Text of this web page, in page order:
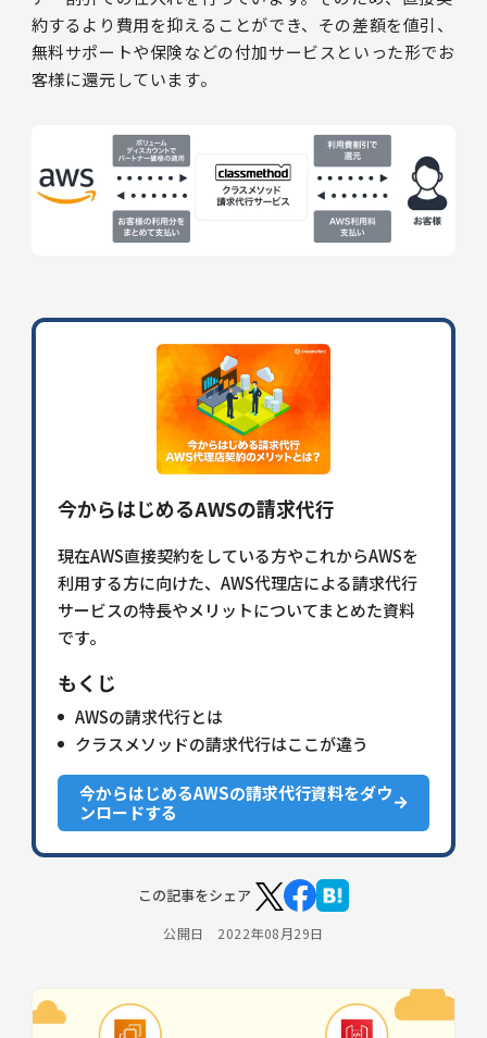
約するより費用を抑えることができ、その差額を値引、
無料サポートや保険などの付加サービスといった形でお
客様に還元しています。
今からはじめるAWSの請求代行
現在AWS直接契約をしている方やこれからAWSを
利用する方に向けた、AWS代理店による請求代行
サービスの特長やメリットについてまとめた資料
です。
もくじ
AWSの請求代行とは
クラスメソッドの請求代行はここが違う
今からはじめるAWSの請求代行資料をダウ
ンロードする
この記事をシェア
公開日 2022年08月29日